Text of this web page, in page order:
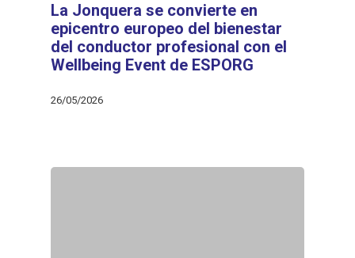
La Jonquera se convierte en
epicentro europeo del bienestar
del conductor profesional con el
Wellbeing Event de ESPORG
26/05/2026